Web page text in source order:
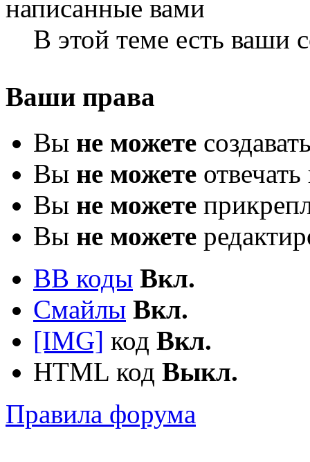
В этой теме есть ваши
Ваши права
Вы не можете
Вы не можете
Вы не можете
Вы не можете
BB коды Вкл.
Смайлы Вкл.
[IMG] код Вкл.
HTML код Выкл.
Правила форума